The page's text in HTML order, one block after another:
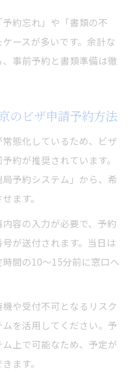
約忘れ」や「書類の不
ースが多いです。余計な
事前予約と書類準備は徹
のビザ申請予約方法
態化しているため、ビザ
約が推奨されています。
予約システム」から、希
ます。
容の入力が必要で、予約
が送付されます。当日は
間の10～15分前に窓口へ
や受付不可となるリスク
を活用してください。予
上で可能なため、予定が
ます。